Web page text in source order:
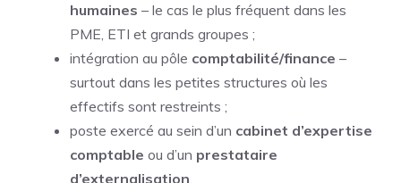
humaines – le cas le plus fréquent dans les
PME, ETI et grands groupes ;
intégration au pôle comptabilité/finance –
surtout dans les petites structures où les
effectifs sont restreints ;
poste exercé au sein d’un cabinet d’expertise
comptable ou d’un prestataire
d’externalisation.